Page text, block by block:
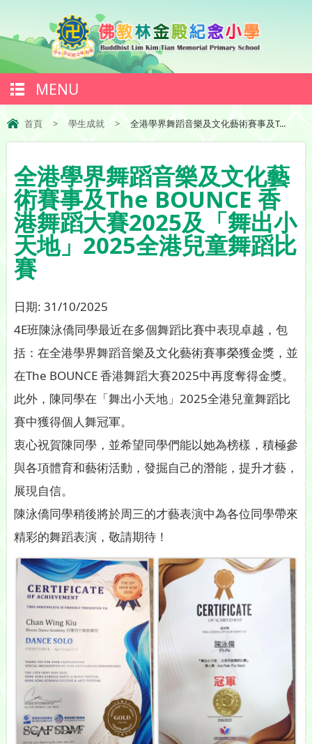
MENU
首頁 > 學生成就 > 全港學界舞蹈音樂及文化藝術賽事及T...
全港學界舞蹈音樂及文化藝
術賽事及The BOUNCE 香
港舞蹈大賽2025及「舞出小
天地」2025全港兒童舞蹈比
賽
日期: 31/10/2025
4E班陳泳僑同學最近在多個舞蹈比賽中表現卓越，包
括：在全港學界舞蹈音樂及文化藝術賽事榮獲金獎，並
在The BOUNCE 香港舞蹈大賽2025中再度奪得金獎。
此外，陳同學在「舞出小天地」2025全港兒童舞蹈比
賽中獲得個人舞冠軍。
衷心祝賀陳同學，並希望同學們能以她為榜樣，積極參
與各項體育和藝術活動，發掘自己的潛能，提升才藝，
展現自信。
陳泳僑同學稍後將於周三的才藝表演中為各位同學帶來
精彩的舞蹈表演，敬請期待！